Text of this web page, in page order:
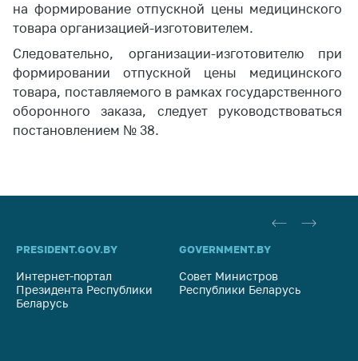
на формирование отпускной цены медицинского
товара организацией-изготовителем.
Следовательно, организации-изготовителю при
формировании отпускной цены медицинского
товара, поставляемого в рамках государственного
оборонного заказа, следует руководствоваться
постановлением № 38.
PRESIDENT.GOV.BY
Интернет-портал
Президента Республики
Беларусь
GOVERNMENT.BY
Совет Министров
Республики Беларусь